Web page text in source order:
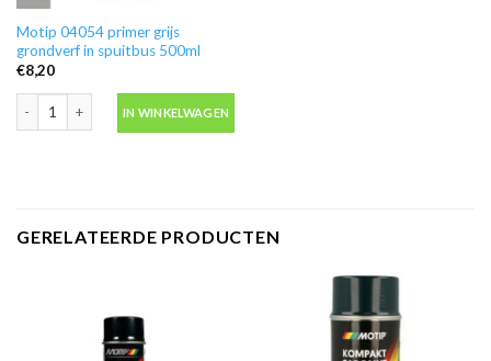
Motip 04054 primer grijs
grondverf in spuitbus 500ml
€8,20
Motip 04054 primer grijs grondverf in spuitbus 500ml aantal
IN WINKELWAGEN
GERELATEERDE PRODUCTEN